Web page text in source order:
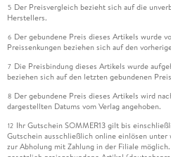
5 Der Preisvergleich bezieht sich auf die
Herstellers.
6 Der gebundene Preis dieses Artikels wurde
Preissenkungen beziehen sich auf den
7 Die Preisbindung dieses Artikels wurde
beziehen sich auf den letzten gebundenen
8 Der gebundene Preis dieses Artikels wird
dargestellten Datums vom Verlag angehoben.
12 Ihr Gutschein SOMMER13 gilt bis
Gutschein ausschließlich online einlösen
zur Abholung mit Zahlung in der Filiale